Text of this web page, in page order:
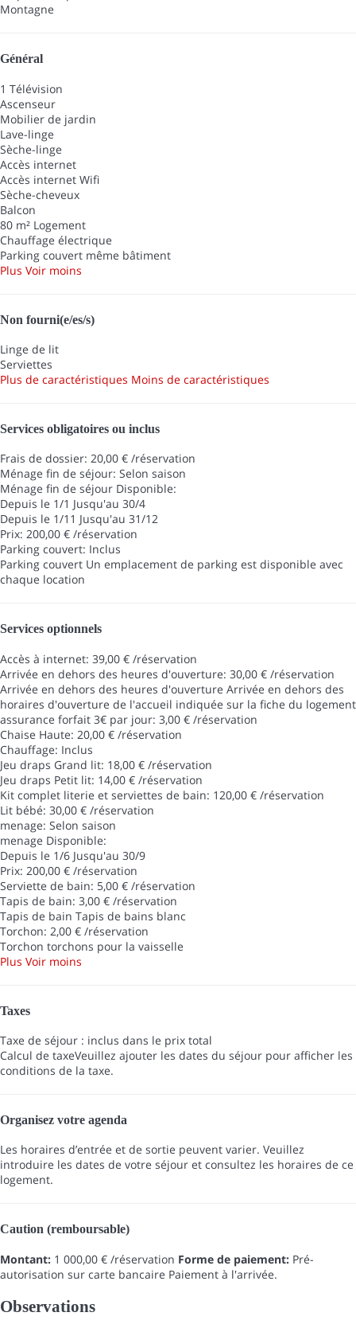
Montagne
Général
1 Télévision
Ascenseur
Mobilier de jardin
Lave-linge
Sèche-linge
Accès internet
Accès internet Wifi
Sèche-cheveux
Balcon
80 m² Logement
Chauffage électrique
Parking couvert même bâtiment
Plus Voir moins
Non fourni(e/es/s)
Linge de lit
Serviettes
Plus de caractéristiques Moins de caractéristiques
Services obligatoires ou inclus
Frais de dossier: 20,00 € /réservation
Ménage fin de séjour: Selon saison
Ménage fin de séjour Disponible:
Depuis le 1/1 Jusqu'au 30/4
Depuis le 1/11 Jusqu'au 31/12
Prix: 200,00 € /réservation
Parking couvert: Inclus
Parking couvert Un emplacement de parking est disponible avec
chaque location
Services optionnels
Accès à internet: 39,00 € /réservation
Arrivée en dehors des heures d'ouverture: 30,00 € /réservation
Arrivée en dehors des heures d'ouverture Arrivée en dehors des
horaires d'ouverture de l'accueil indiquée sur la fiche du logement
assurance forfait 3€ par jour: 3,00 € /réservation
Chaise Haute: 20,00 € /réservation
Chauffage: Inclus
Jeu draps Grand lit: 18,00 € /réservation
Jeu draps Petit lit: 14,00 € /réservation
Kit complet literie et serviettes de bain: 120,00 € /réservation
Lit bébé: 30,00 € /réservation
menage: Selon saison
menage Disponible:
Depuis le 1/6 Jusqu'au 30/9
Prix: 200,00 € /réservation
Serviette de bain: 5,00 € /réservation
Tapis de bain: 3,00 € /réservation
Tapis de bain Tapis de bains blanc
Torchon: 2,00 € /réservation
Torchon torchons pour la vaisselle
Plus Voir moins
Taxes
Taxe de séjour : inclus dans le prix total
Calcul de taxeVeuillez ajouter les dates du séjour pour afficher les
conditions de la taxe.
Organisez votre agenda
Les horaires d’entrée et de sortie peuvent varier. Veuillez
introduire les dates de votre séjour et consultez les horaires de ce
logement.
Caution (remboursable)
Montant: 1 000,00 € /réservation Forme de paiement: Pré-
autorisation sur carte bancaire Paiement à l'arrivée.
Observations